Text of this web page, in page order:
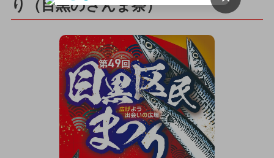
り（目黒のさんま祭）